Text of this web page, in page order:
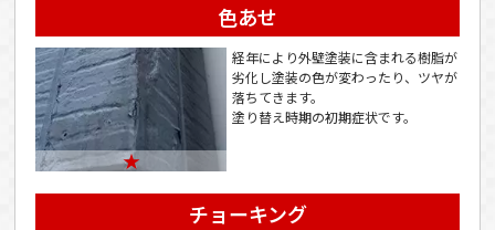
色あせ
★
経年により外壁塗装に含まれる樹脂が
劣化し塗装の色が変わったり、ツヤが
落ちてきます。
塗り替え時期の初期症状です。
チョーキング